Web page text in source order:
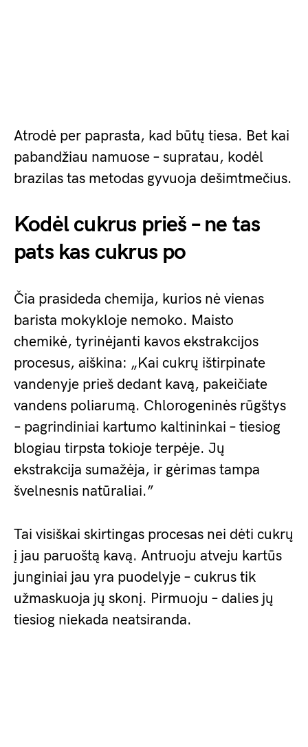
Atrodė per paprasta, kad būtų tiesa. Bet kai
pabandžiau namuose – supratau, kodėl
brazilas tas metodas gyvuoja dešimtmečius.
Kodėl cukrus prieš – ne tas
pats kas cukrus po
Čia prasideda chemija, kurios nė vienas
barista mokykloje nemoko. Maisto
chemikė, tyrinėjanti kavos ekstrakcijos
procesus, aiškina: „Kai cukrų ištirpinate
vandenyje prieš dedant kavą, pakeičiate
vandens poliarumą. Chlorogeninės rūgštys
– pagrindiniai kartumo kaltininkai – tiesiog
blogiau tirpsta tokioje terpėje. Jų
ekstrakcija sumažėja, ir gėrimas tampa
švelnesnis natūraliai.”
Tai visiškai skirtingas procesas nei dėti cukrų
į jau paruoštą kavą. Antruoju atveju kartūs
junginiai jau yra puodelyje – cukrus tik
užmaskuoja jų skonį. Pirmuoju – dalies jų
tiesiog niekada neatsiranda.